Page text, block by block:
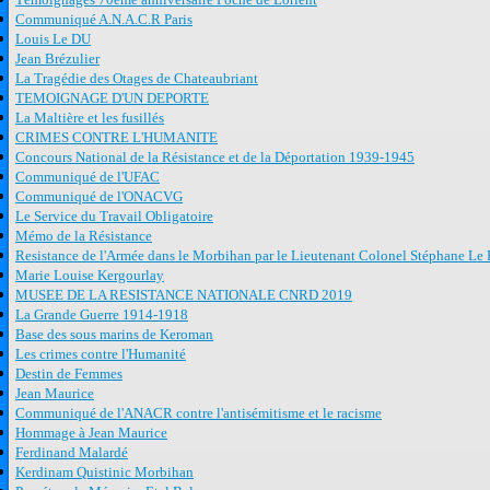
Communiqué A.N.A.C.R Paris
Louis Le DU
Jean Brézulier
La Tragédie des Otages de Chateaubriant
TEMOIGNAGE D'UN DEPORTE
La Maltière et les fusillés
CRIMES CONTRE L'HUMANITE
Concours National de la Résistance et de la Déportation 1939-1945
Communiqué de l'UFAC
Communiqué de l'ONACVG
Le Service du Travail Obligatoire
Mémo de la Résistance
Resistance de l'Armée dans le Morbihan par le Lieutenant Colonel Stéphane Le
Marie Louise Kergourlay
MUSEE DE LA RESISTANCE NATIONALE CNRD 2019
La Grande Guerre 1914-1918
Base des sous marins de Keroman
Les crimes contre l'Humanité
Destin de Femmes
Jean Maurice
Communiqué de l'ANACR contre l'antisémitisme et le racisme
Hommage à Jean Maurice
Ferdinand Malardé
Kerdinam Quistinic Morbihan